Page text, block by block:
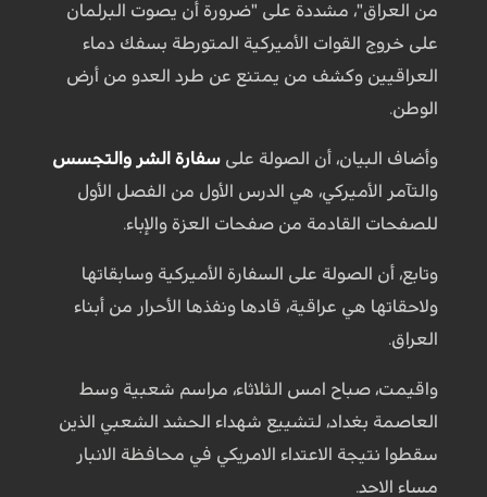
من العراق"، مشددة على "ضرورة أن يصوت البرلمان
على خروج القوات الأميركية المتورطة بسفك دماء
العراقيين وكشف من يمتنع عن طرد العدو من أرض
الوطن.
وأضاف البيان، أن الصولة على سفارة الشر والتجسس
والتآمر الأميركي، هي الدرس الأول من الفصل الأول
للصفحات القادمة من صفحات العزة والإباء.
وتابع، أن الصولة على السفارة الأميركية وسابقاتها
ولاحقاتها هي عراقية، قادها ونفذها الأحرار من أبناء
العراق.
واقيمت، صباح امس الثلاثاء، مراسم شعبية وسط
‏العاصمة بغداد، لتشييع شهداء الحشد الشعبي الذين
‏سقطوا نتيجة الاعتداء الامريكي في محافظة الانبار
مساء ‏الاحد.